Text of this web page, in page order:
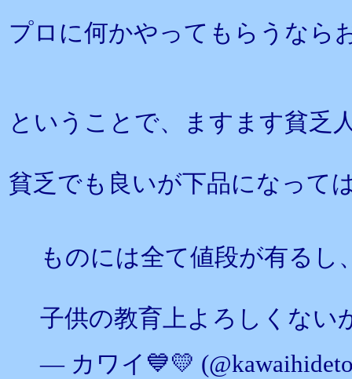
プロに何かやってもらうなら
ということで、ますます貧乏
貧乏でも良いが下品になって
ものには全て値段が有る
子供の教育上よろしくない
— カワイ💙💛